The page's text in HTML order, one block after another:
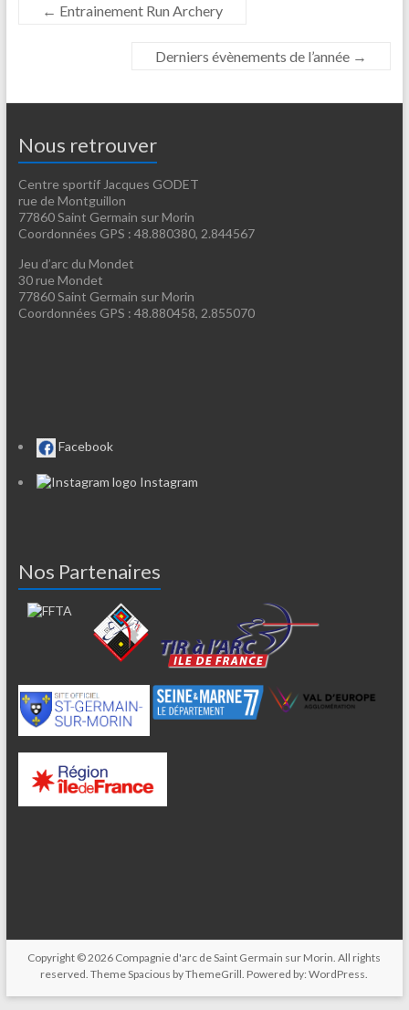
← Entrainement Run Archery
Derniers évènements de l’année →
Nous retrouver
Centre sportif Jacques GODET
rue de Montguillon
77860 Saint Germain sur Morin
Coordonnées GPS : 48.880380, 2.844567
Jeu d’arc du Mondet
30 rue Mondet
77860 Saint Germain sur Morin
Coordonnées GPS : 48.880458, 2.855070
Facebook
Instagram
Nos Partenaires
Copyright © 2026 Compagnie d'arc de Saint Germain sur Morin. All rights
reserved. ThemeSpacious by ThemeGrill. Powered by:WordPress.